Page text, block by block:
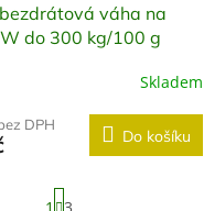
váha na
do 300 kg/100 g
Skladem
DPH
Do košíku
S